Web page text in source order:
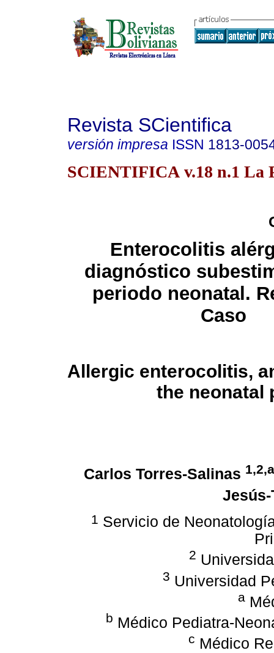
Revista SCientifica
versión impresa ISSN 1813-
SCIENTIFICA v.18 n.1 La
Enterocolitis
diagnóstico
periodo neonatal.
Caso
Allergic enterocolitis,
the neonatal
Carlos Torres-Salinas 1,2,a
1 Servicio de
2
3 Universidad
a
b Médico Pediatra-
c Médico